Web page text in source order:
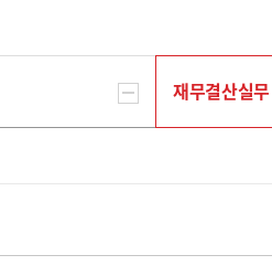
재무결산실